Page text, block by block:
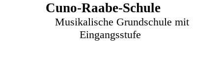
Cuno-Raabe-Schule
Musikalische Grundschule mit
Eingangsstufe